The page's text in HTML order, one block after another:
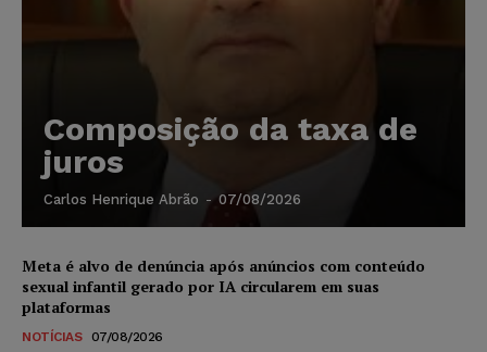
Composição da taxa de
juros
Carlos Henrique Abrão - 07/08/2026
Meta é alvo de denúncia após anúncios com conteúdo
sexual infantil gerado por IA circularem em suas
plataformas
NOTÍCIAS 07/08/2026